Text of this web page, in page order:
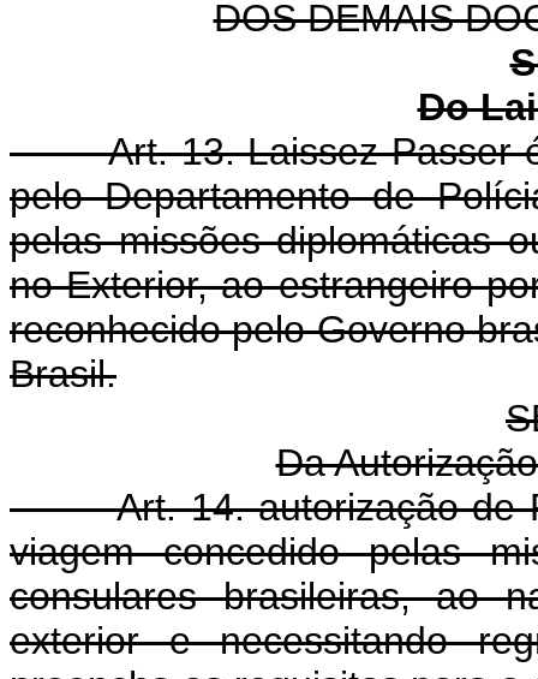
DOS DEMAIS
Do
Art. 13. Laissez-Passer
pelo Departamento de
pelas missões diplomáticas
no Exterior, ao estrangeiro
reconhecido pelo Governo
Brasil.
Da
Art. 14. autorização de
viagem concedido pelas
consulares brasileiras, ao
exterior e necessitando